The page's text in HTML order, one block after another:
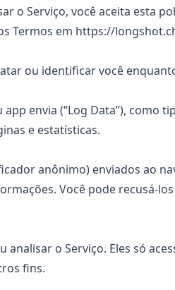
o Serviço, você aceita esta
Termos em https://
ou identificar você
envia (“Log Data”), como
e estatísticas.
anônimo) enviados ao
Você pode recusá-
o Serviço. Eles só
fins.